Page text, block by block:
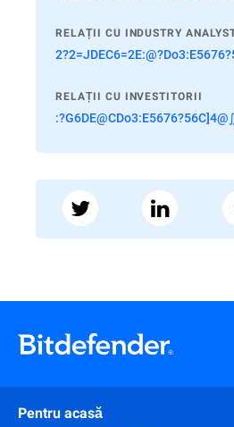
RELAȚII CU INDUSTRY
RELAȚII CU INVESTITORII
Pentru acasă